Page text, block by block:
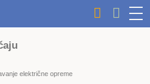
električne opreme